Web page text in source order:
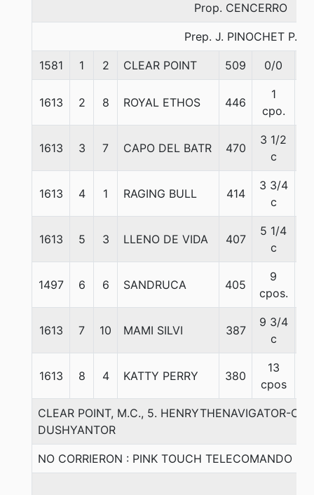
Prop. CENCERRO
Prep. J. PINOCHET P.
1581 1 2 CLEAR POINT 509 0/0
1613 2 8 ROYAL ETHOS 446
1
cpo.
1613 3 7 CAPO DEL BATR 470
3 1/2
c
1613 4 1 RAGING BULL 414
3 3/4
c
1613 5 3 LLENO DE VIDA 407
5 1/4
c
1497 6 6 SANDRUCA 405
9
cpos.
1613 7 10 MAMI SILVI 387
9 3/4
c
1613 8 4 KATTY PERRY 380
13
cpos
CLEAR POINT, M.C., 5. HENRYTHENAVIGATOR-
DUSHYANTOR
NO CORRIERON : PINK TOUCH TELECOMANDO